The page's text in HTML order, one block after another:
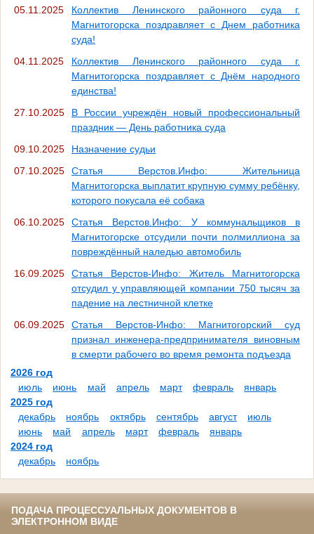
05.11.2025
Коллектив Ленинского районного суда г.
Магнитогорска поздравляет с Днем работника
суда!
04.11.2025
Коллектив Ленинского районного суда г.
Магнитогорска поздравляет с Днём народного
единства!
27.10.2025
В России учреждён новый профессиональный
праздник — День работника суда
09.10.2025
Назначение судьи
07.10.2025
Статья Верстов.Инфо: Жительница
Магнитогорска выплатит крупную сумму ребёнку,
которого покусала её собака
06.10.2025
Статья Верстов.Инфо: У коммунальщиков в
Магнитогорске отсудили почти полмиллиона за
повреждённый наледью автомобиль
16.09.2025
Статья Верстов-Инфо: Житель Магнитогорска
отсудил у управляющей компании 750 тысяч за
падение на лестничной клетке
06.09.2025
Статья Верстов-Инфо: Магнитогорский суд
признал инженера-предпринимателя виновным
в смерти рабочего во время ремонта подъезда
2026 год
июль
июнь май апрель март февраль
январь
2025 год
декабрь
ноябрь октябрь сентябрь август
июль
июнь
май апрель март февраль
январь
2024 год
декабрь
ноябрь
ПОДАЧА ПРОЦЕССУАЛЬНЫХ ДОКУМЕНТОВ В
ЭЛЕКТРОННОМ ВИДЕ